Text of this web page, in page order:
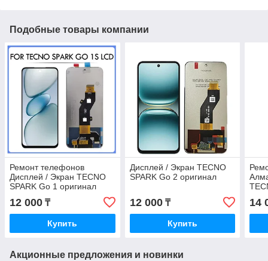
Подобные товары компании
Ремонт телефонов
Дисплей / Экран TECNO
SPARK Go 1 оригинал
12 000 ₸
Купить
Дисплей / Экран TECNO
SPARK Go 2 оригинал
12 000₸
Купить
14
Акционные предложения и новинки